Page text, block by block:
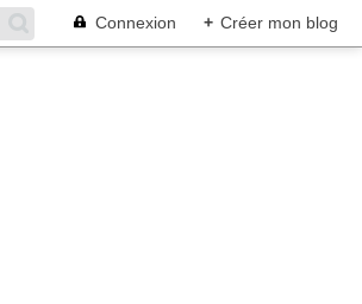
Connexion + Créer mon blog